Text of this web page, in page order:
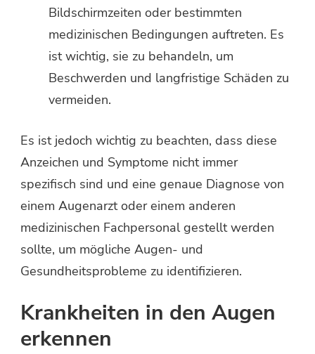
Bildschirmzeiten oder bestimmten
medizinischen Bedingungen auftreten. Es
ist wichtig, sie zu behandeln, um
Beschwerden und langfristige Schäden zu
vermeiden.
Es ist jedoch wichtig zu beachten, dass diese
Anzeichen und Symptome nicht immer
spezifisch sind und eine genaue Diagnose von
einem Augenarzt oder einem anderen
medizinischen Fachpersonal gestellt werden
sollte, um mögliche Augen- und
Gesundheitsprobleme zu identifizieren.
Krankheiten in den Augen
erkennen